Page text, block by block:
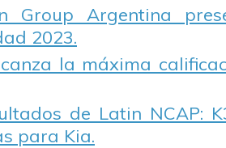
Group Argentina
2023.
la máxima
de Latin NCAP:
para Kia.